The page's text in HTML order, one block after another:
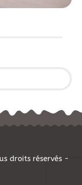
droits réservés -